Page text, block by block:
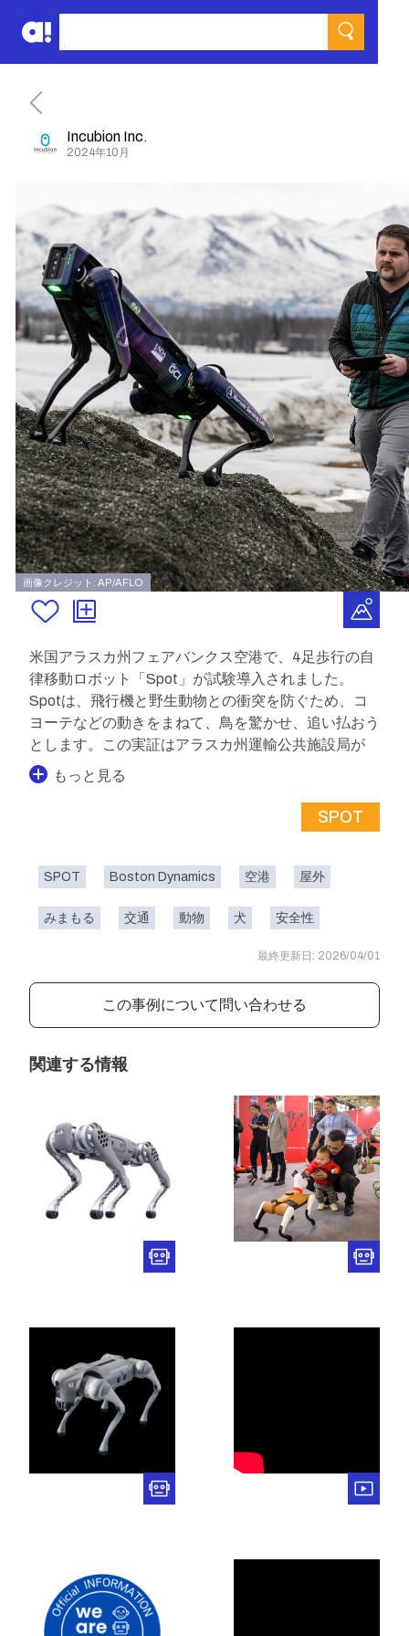
Incubion Inc.
2024年10月
画像クレジット: AP/AFLO
米国アラスカ州フェアバンクス空港で、4足歩行の自
律移動ロボット「Spot」が試験導入されました。
Spotは、飛行機と野生動物との衝突を防ぐため、コ
ヨーテなどの動きをまねて、鳥を驚かせ、追い払おう
とします。この実証はアラスカ州運輸公共施設局が
もっと見る
SPOT
SPOT Boston Dynamics 空港 屋外
みまもる 交通 動物 犬 安全性
最終更新日: 2026/04/01
この事例について問い合わせる
関連する情報